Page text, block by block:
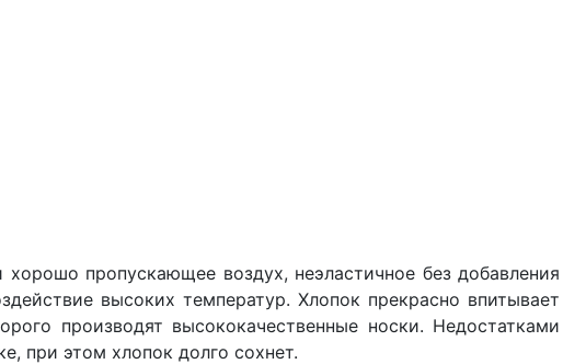
пропускающее воздух, неэластичное без добавления
высоких температур. Хлопок прекрасно впитывает
производят высококачественные носки. Недостатками
при этом хлопок долго сохнет.